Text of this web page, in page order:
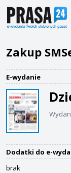
Zakup
E-wydanie
Dodatki do e-
brak